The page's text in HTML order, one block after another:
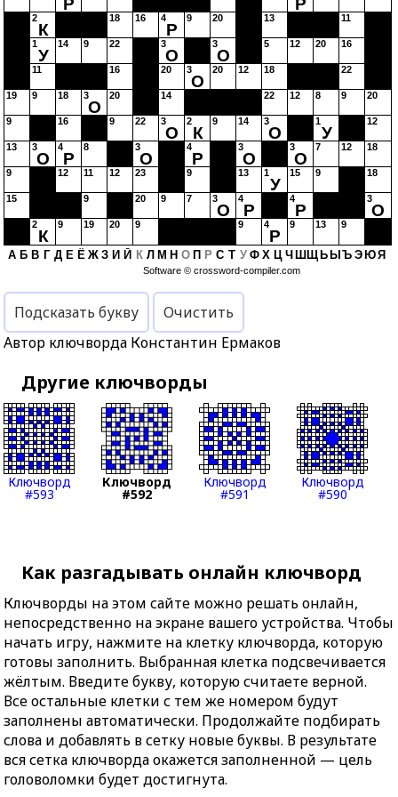
Р Р
2
К
18 16 4
Р
9 20 13 11
1
У
14 9 22 3
О
3
О
5 12 20 16
11 16 20 3
О
20 12 18 22
19 9 18 3
О
20 14 22 12 8 9 20
9 16 9 22 3
О
2
К
9 14 3
О
1
У
12
13 3
О
4
Р
8 3
О
4
Р
3
О
3
О
7 12 18
9 12 11 12 23 9 13 1
У
15 9 18
15 9 20 9 7 3
О
4
Р
4
Р
3
О
2
К
9 19 20 9 9 4
Р
9 13 9
А Б В Г Д Е Ё Ж З И Й К Л М Н О П Р С Т У Ф Х Ц Ч Ш Щ Ь Ы Ъ Э ЮЯ
Software © crossword-compiler.com
Подсказать букву
Очистить
Автор ключворда Константин Ермаков
Другие ключворды
Ключворд
#593
Ключворд
#592
Ключворд
#591
Ключворд
#590
Как разгадывать онлайн ключворд
Ключворды на этом сайте можно решать онлайн,
непосредственно на экране вашего устройства. Чтобы
начать игру, нажмите на клетку ключворда, которую
готовы заполнить. Выбранная клетка подсвечивается
жёлтым. Введите букву, которую считаете верной.
Все остальные клетки с тем же номером будут
заполнены автоматически. Продолжайте подбирать
слова и добавлять в сетку новые буквы. В результате
вся сетка ключворда окажется заполненной — цель
головоломки будет достигнута.